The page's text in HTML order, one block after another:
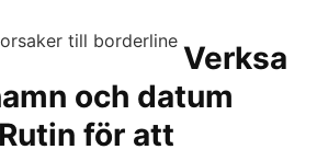
Verksa
och datum
för att